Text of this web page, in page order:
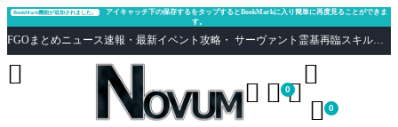
BookMark機能が追加されました。
アイキャッチ下の保存するをタップするとBookMarkに入り簡単に再度見ることができま
す。
FGOまとめニュース速報・最新イベント攻略・ サーヴァント霊基再臨スキル性能評価まとめ Fate/Grand Order
  0

 0
